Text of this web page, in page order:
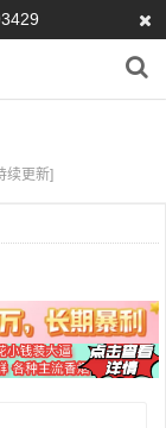
续更新]